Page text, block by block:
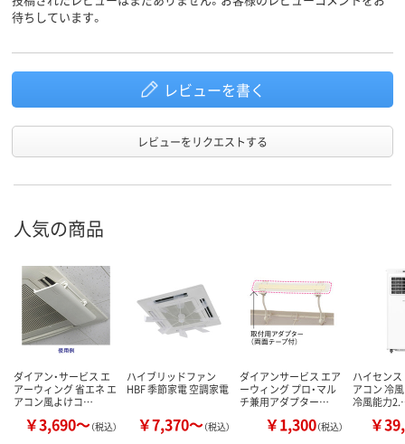
待ちしています。
レビューを書く
レビューをリクエストする
人気の商品
ダイアン・サービス エ
アーウィング 省エネ エ
アコン風よけコ…
￥3,690～（税込）
ハイブリッドファン
HBF 季節家電 空調家電
￥7,370～（税込）
ダイアンサービス エア
ーウィング プロ・マル
チ兼用アダプター…
￥1,300（税込）
ハイセン
アコン 冷風
冷風能力
￥